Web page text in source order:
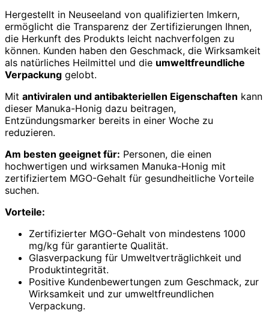
Hergestellt in Neuseeland von qualifizierten Imkern,
ermöglicht die Transparenz der Zertifizierungen Ihnen,
die Herkunft des Produkts leicht nachverfolgen zu
können. Kunden haben den Geschmack, die Wirksamkeit
als natürliches Heilmittel und die umweltfreundliche
Verpackung gelobt.
Mit antiviralen und antibakteriellen Eigenschaften kann
dieser Manuka-Honig dazu beitragen,
Entzündungsmarker bereits in einer Woche zu
reduzieren.
Am besten geeignet für: Personen, die einen
hochwertigen und wirksamen Manuka-Honig mit
zertifiziertem MGO-Gehalt für gesundheitliche Vorteile
suchen.
Vorteile:
Zertifizierter MGO-Gehalt von mindestens 1000
mg/kg für garantierte Qualität.
Glasverpackung für Umweltverträglichkeit und
Produktintegrität.
Positive Kundenbewertungen zum Geschmack, zur
Wirksamkeit und zur umweltfreundlichen
Verpackung.